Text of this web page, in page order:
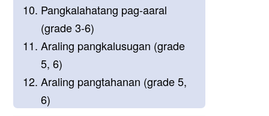
Pangkalahatang pag-aaral
(grade 3-6)
Araling pangkalusugan (grade
5, 6)
Araling pangtahanan (grade 5,
6)